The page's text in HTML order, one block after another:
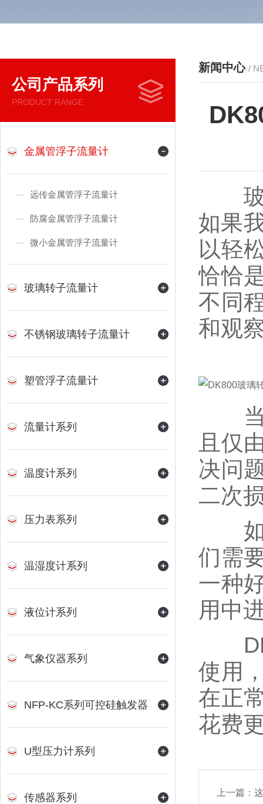
公司产品系列
PRODUCT RANGE
金属管浮子流量计
远传金属管浮子流量计
防腐金属管浮子流量计
微小金属管浮子流量计
玻璃转子流量计
不锈钢玻璃转子流量计
塑管浮子流量计
流量计系列
温度计系列
压力表系列
温湿度计系列
液位计系列
气象仪器系列
NFP-KC系列可控硅触发器
U型压力计系列
传感器系列
新闻中心 /
玻
如果
以轻
恰恰
不同
和观
当
且仅
决问
二次
如
们需
一种
用中
使用
在正
花费
上一篇：